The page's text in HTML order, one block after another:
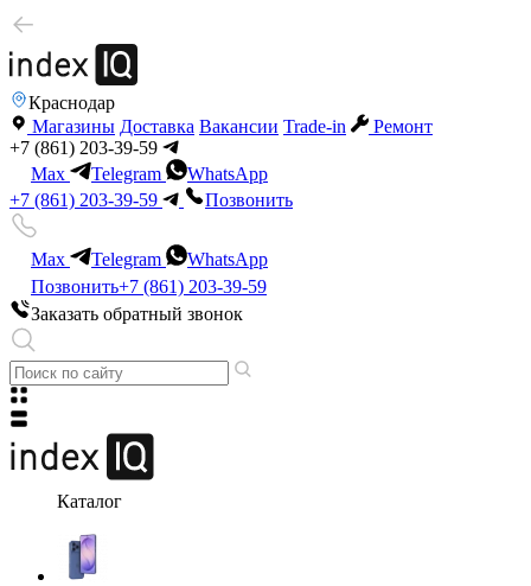
Краснодар
Магазины Доставка Вакансии Trade-in
Ремонт
+7 (861) 203-39-59
Max
Telegram
WhatsApp
+7 (861) 203-39-59
Позвонить
Max Telegram
WhatsApp
Позвонить+7 (861) 203-39-59
Заказать обратный звонок
Каталог